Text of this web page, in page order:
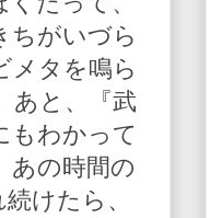
ちがいづら
メタを鳴ら
あと、『武
もわかって
あの時間の
けたら、